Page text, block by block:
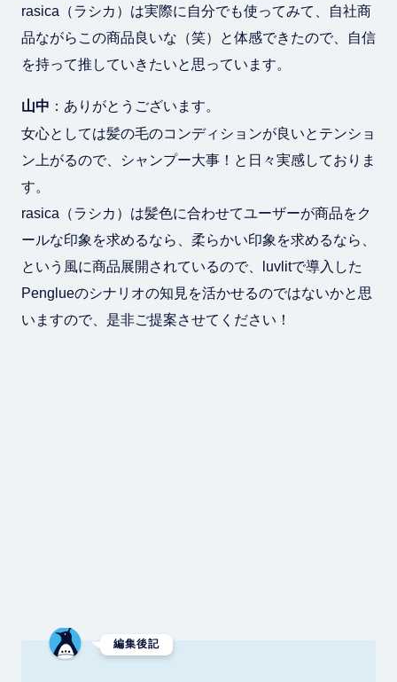
rasica（ラシカ）は実際に自分でも使ってみて、自社商
品ながらこの商品良いな（笑）と体感できたので、自信
を持って推していきたいと思っています。
山中 ：ありがとうございます。
女心としては髪の毛のコンディションが良いとテンショ
ン上がるので、シャンプー大事！と日々実感しておりま
す。
rasica（ラシカ）は髪色に合わせてユーザーが商品をク
ールな印象を求めるなら、柔らかい印象を求めるなら、
という風に商品展開されているので、luvlitで導入した
Penglueのシナリオの知見を活かせるのではないかと思
いますので、是非ご提案させてください！
編集後記